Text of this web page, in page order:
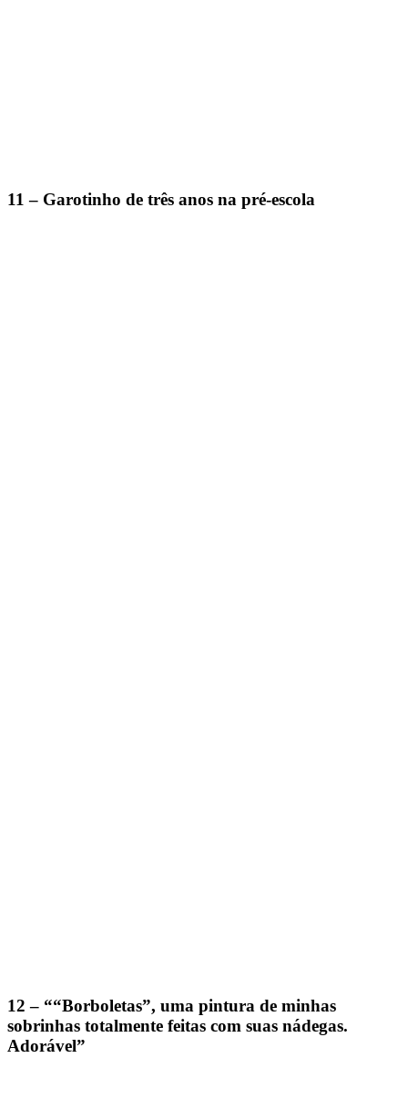
11 – Garotinho de três anos na pré-escola
12 – ““Borboletas”, uma pintura de minhas
sobrinhas totalmente feitas com suas nádegas.
Adorável”